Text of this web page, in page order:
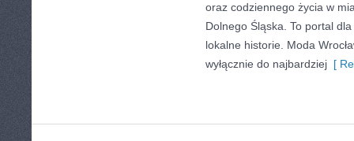
oraz codziennego życia w
Dolnego Śląska. To portal
lokalne historie. Moda
wyłącznie do najbardziej [